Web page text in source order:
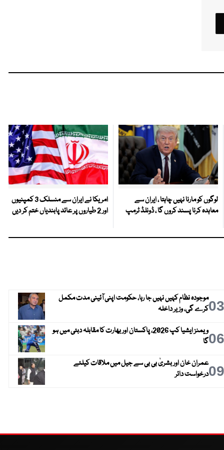
لوگوں کو مارنا نہیں چاہتا ، ایران سے
معاہدہ کرنا پسند کروں گا ، ڈونلڈ ٹرمپ
امریکا نے ایران سے منسلک 3 کمپنیوں
اور 2 طیاروں پر عائد پابندیاں ختم کر دیں
03موجودہ نظام کہیں نہیں جا رہا، حکومت اپنی آئینی مدت مکمل
کرے گی، وزیر داخلہ
06
ویمنز ایشیا کپ 2026، پاکستان اور بھارت کا مقابلہ دبئی میں ہو
گا
09عمران خان اور بشریٰ بی بی سے جیل میں ملاقات کیلئے
درخواست دائر